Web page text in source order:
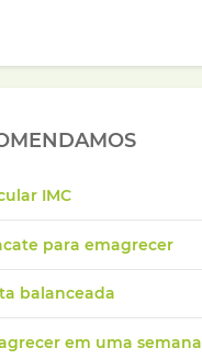
IMC
para emagrecer
balanceada
em uma semana